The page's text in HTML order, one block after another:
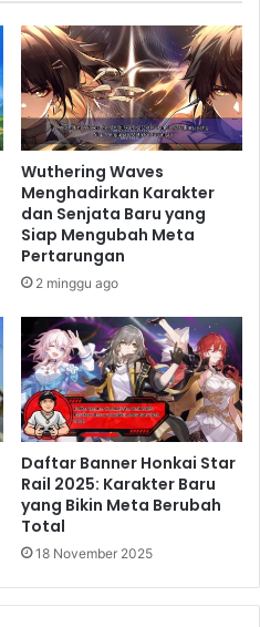
Wuthering Waves
Menghadirkan Karakter
dan Senjata Baru yang
Siap Mengubah Meta
Pertarungan
2 minggu ago
Daftar Banner Honkai Star
Rail 2025: Karakter Baru
yang Bikin Meta Berubah
Total
18 November 2025